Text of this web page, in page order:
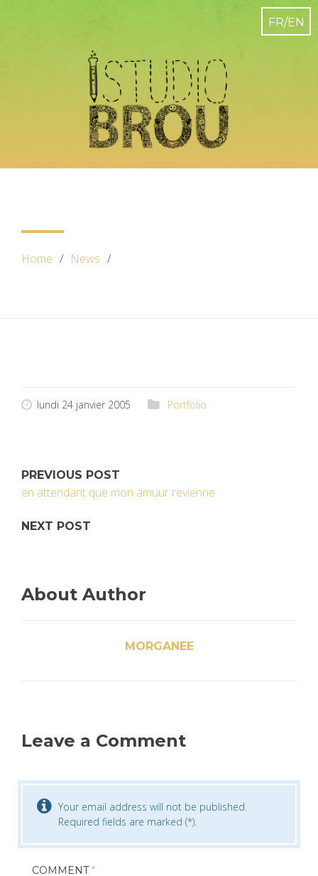
Home News
lundi 24 janvier 2005 Portfolio
PREVIOUS POST
en attendant que mon amuur revienne
NEXT POST
About Author
MORGANEE
Leave a Comment
Your email address will not be published.
Required fields are marked (*).
COMMENT*